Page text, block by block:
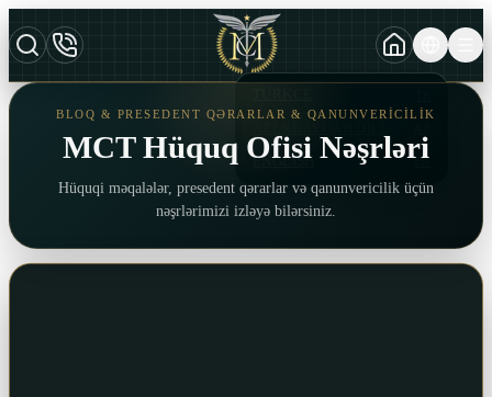
ENGLISH EN
BLOQ & PRESEDENT QƏRARLAR & QANUNVERICILIK
MCT Hüquq Ofisi Nəşrləri
Hüquqi məqalələr, presedent qərarlar və qanunvericilik üçün
nəşrlərimizi izləyə bilərsiniz.